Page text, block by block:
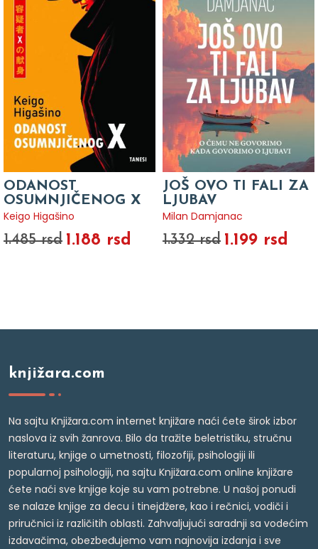
ODANOST
OSUMNJIČENOG X
Keigo Higašino
1.485 rsd 1.188 rsd
JOŠ OVO TI FALI ZA
LJUBAV
Milan Damjanac
1.332 rsd 1.199 rsd
knjižara.com
Na sajtu Knjižara.com internet knjižare naći ćete širok izbor
naslova iz svih žanrova. Bilo da tražite beletristiku, stručnu
literaturu, knjige o umetnosti, filozofiji, psihologiji ili
popularnoj psihologiji, na sajtu Knjižara.com online knjižare
ćete naći sve knjige koje su vam potrebne. U našoj ponudi
se nalaze knjige za decu i tinejdžere, kao i rečnici, vodiči i
priručnici iz različitih oblasti. Zahvaljujući saradnji sa vodećim
izdavačima, obezbeđujemo vam najnovija izdanja i sve